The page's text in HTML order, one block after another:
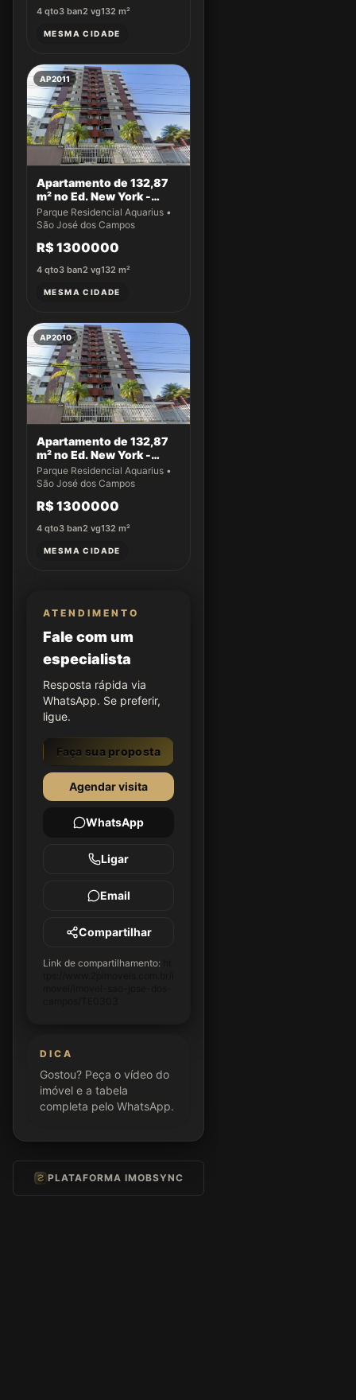
4 qto3 ban2 vg132 m²
MESMA CIDADE
AP2011
Apartamento de 132,87
m² no Ed. New York -
Apto 43
Parque Residencial Aquarius •
São José dos Campos
R$ 1300000
4 qto3 ban2 vg132 m²
MESMA CIDADE
AP2010
Apartamento de 132,87
m² no Ed. New York -
Apto 22
Parque Residencial Aquarius •
São José dos Campos
R$ 1300000
4 qto3 ban2 vg132 m²
MESMA CIDADE
ATENDIMENTO
Fale com um
especialista
Resposta rápida via
WhatsApp. Se preferir,
ligue.
Faça sua proposta
Agendar visita
WhatsApp
Ligar
Email
Compartilhar
Link de compartilhamento:
DICA
Gostou? Peça o vídeo do
imóvel e a tabela
completa pelo WhatsApp.
PLATAFORMA IMOBSYNC